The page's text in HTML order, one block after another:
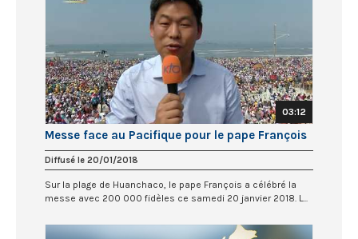
03:12
Messe face au Pacifique pour le pape François
Diffusé le 20/01/2018
Sur la plage de Huanchaco, le pape François a célébré la
messe avec 200 000 fidèles ce samedi 20 janvier 2018. L...